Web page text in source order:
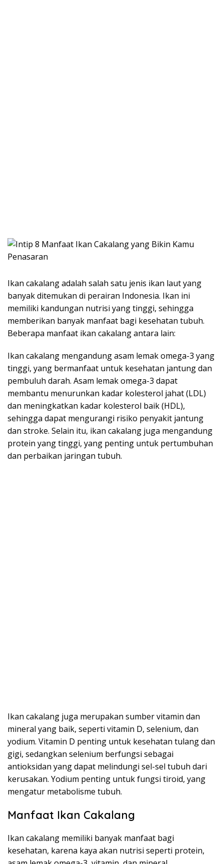
Ikan cakalang adalah salah satu jenis ikan laut yang
banyak ditemukan di perairan Indonesia. Ikan ini
memiliki kandungan nutrisi yang tinggi, sehingga
memberikan banyak manfaat bagi kesehatan tubuh.
Beberapa manfaat ikan cakalang antara lain:
Ikan cakalang mengandung asam lemak omega-3 yang
tinggi, yang bermanfaat untuk kesehatan jantung dan
pembuluh darah. Asam lemak omega-3 dapat
membantu menurunkan kadar kolesterol jahat (LDL)
dan meningkatkan kadar kolesterol baik (HDL),
sehingga dapat mengurangi risiko penyakit jantung
dan stroke. Selain itu, ikan cakalang juga mengandung
protein yang tinggi, yang penting untuk pertumbuhan
dan perbaikan jaringan tubuh.
Ikan cakalang juga merupakan sumber vitamin dan
mineral yang baik, seperti vitamin D, selenium, dan
yodium. Vitamin D penting untuk kesehatan tulang dan
gigi, sedangkan selenium berfungsi sebagai
antioksidan yang dapat melindungi sel-sel tubuh dari
kerusakan. Yodium penting untuk fungsi tiroid, yang
mengatur metabolisme tubuh.
Manfaat Ikan Cakalang
Ikan cakalang memiliki banyak manfaat bagi
kesehatan, karena kaya akan nutrisi seperti protein,